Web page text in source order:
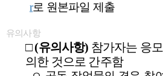
r로 원본파일 제출
유의사항
□(유의사항) 참가자는 응
의한 것으로 간주함